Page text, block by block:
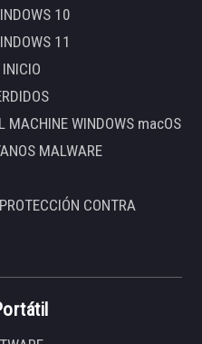
10
11
INICIO
MACHINE WINDOWS macOS
MALWARE
CONTRA